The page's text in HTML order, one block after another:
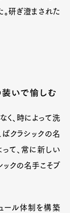
研ぎ澄まされた
装いで愉しむ
く、時によって洗
クラシックの名
て、常に新しい
クの名手こそブ
ール体制を構築